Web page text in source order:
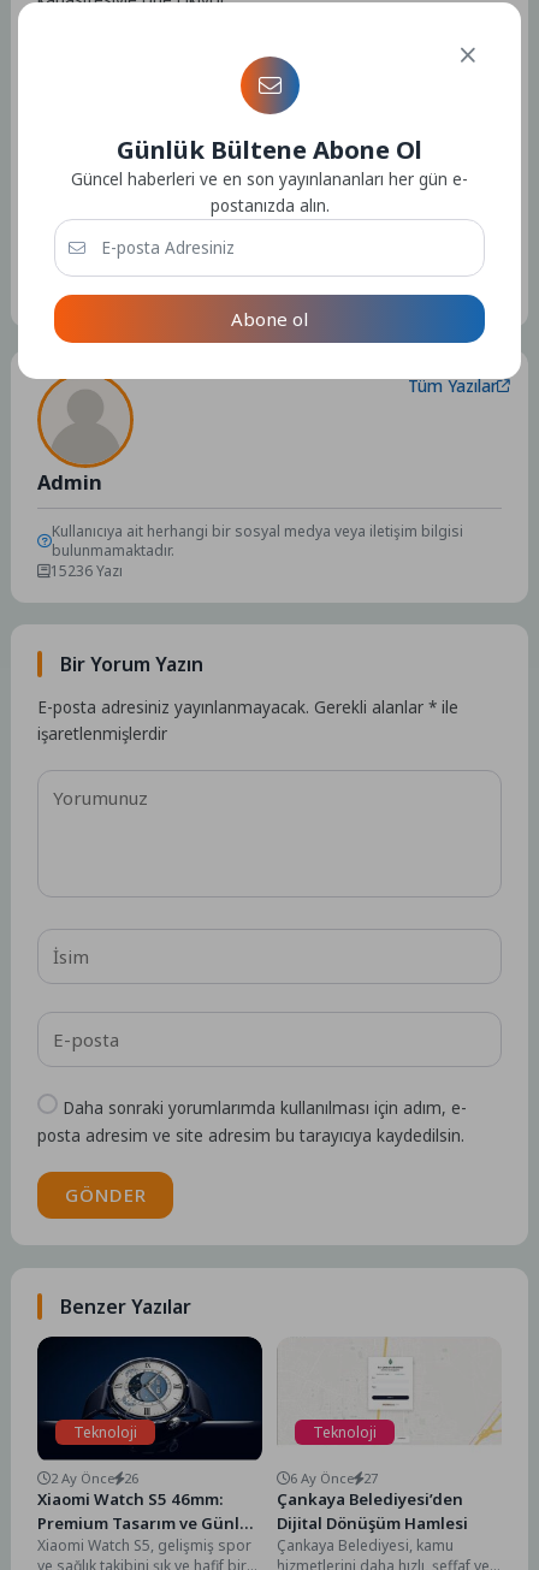
Kaynak: (BYZHA) Beyaz Haber Ajansı
Etiketler :Bu yazıya ait etiket bulunamadı.
Admin
Tüm Yazılar
Kullanıcıya ait herhangi bir sosyal medya veya iletişim bilgisi
bulunmamaktadır.
15236 Yazı
Bir Yorum Yazın
E-posta adresiniz yayınlanmayacak. Gerekli alanlar* ile
işaretlenmişlerdir
Daha sonraki yorumlarımda kullanılması için adım, e-
posta adresim ve site adresim bu tarayıcıya kaydedilsin.
GÖNDER
Benzer Yazılar
Teknoloji
2 Ay Önce 26
Xiaomi Watch S5 46mm:
Premium Tasarım ve Günlük
Performans
Xiaomi Watch S5, gelişmiş spor
ve sağlık takibini şık ve hafif bir
Teknoloji
6 Ay Önce 27
Çankaya Belediyesi’den
Dijital Dönüşüm Hamlesi
Çankaya Belediyesi, kamu
hizmetlerini daha hızlı, şeffaf ve
Günlük Bültene Abone Ol
Güncel haberleri ve en son yayınlananları her gün e-
postanızda alın.
Abone ol